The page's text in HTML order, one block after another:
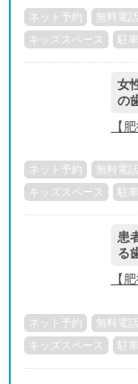
ネット予約 無料電話
キッズスペース
駐
女
の
【
ネット予約 無料電話
キッズスペース
駐
患
る
【
ネット予約 無料電話
キッズスペース
駐